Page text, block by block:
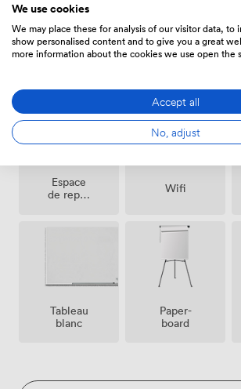
Air
Réception
Espace
de repos
Wifi
Tableau
blanc
Paper-
board
We use cookies
We may place these for analysis of our visitor data, to
show personalised content and to give you a great
more information about the cookies we use open the
Accept all
No, adjust